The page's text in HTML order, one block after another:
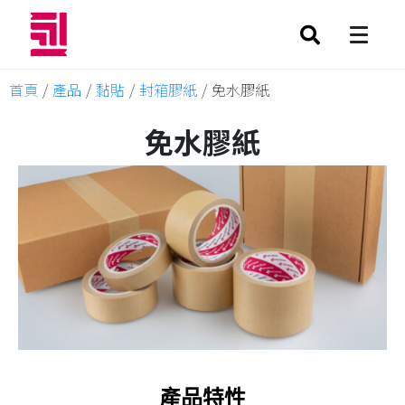
首頁 / 產品 / 黏貼 / 封箱膠紙 / 免水膠紙
免水膠紙
產品特性